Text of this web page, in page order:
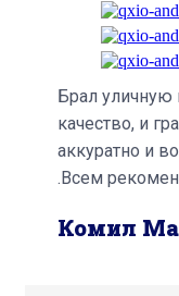
Брал уличную
качество, и
аккуратно и
.Всем
Комил